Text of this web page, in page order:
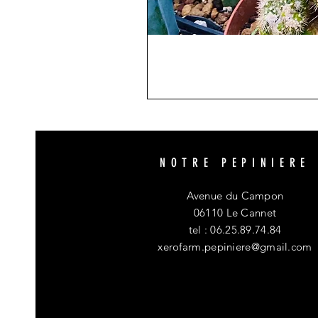
NOTRE PEPINIERE
Avenue du Campon
06110 Le Cannet
tel : 06.25.89.74.84
xerofarm.pepiniere@gmail.com